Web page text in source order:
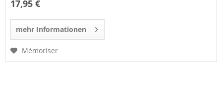
17,95 €
mehr Informationen
Mémoriser